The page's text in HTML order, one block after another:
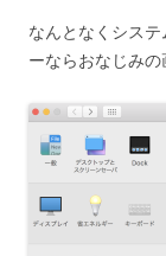
なんとなくシス
ーならおなじみの